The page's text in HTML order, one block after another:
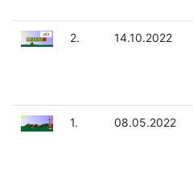
2. 14.10.2022
1. 08.05.2022